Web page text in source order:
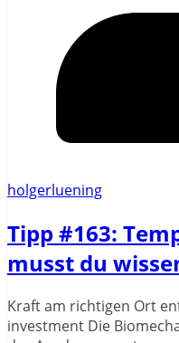
holgerluening
Tipp #163:
musst du
Kraft am richtigen Ort
investment Die